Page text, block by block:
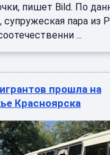
пишет Bild. По
супружеская пара из
...
прошла на
Красноярска